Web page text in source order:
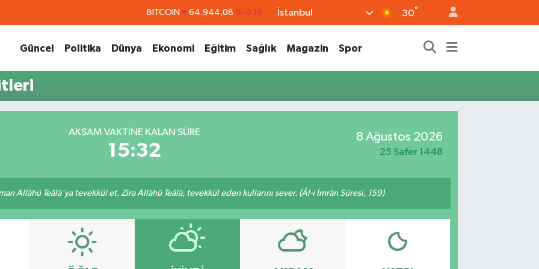
BITCOIN 64.944,08 %-0.18
55,2510 %0.32
GRAM ALTIN 6660.55 %0.03
İstanbul 30°
Güncel Politika Dünya Ekonomi Eğitim Sağlık Magazin Spor
AKŞAM VAKTINE KALAN SÜRE
15:32
8 Ağustos 2026
25 Safer 1448
Allâhü Teâlâ'ya tevekkül et. Zira Allâhü Teâlâ, tevekkül eden kullarını sever. (Âl-i İmrân Sûresi, 159)